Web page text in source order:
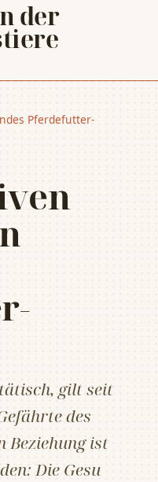
Pferdefutter-
gilt seit
des
Beziehung ist
Die Gesu